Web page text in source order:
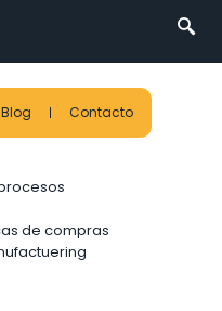
Blog Contacto
de compras